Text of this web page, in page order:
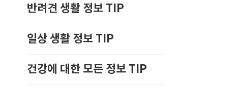
반려견 생활 정보 TIP
일상 생활 정보 TIP
건강에 대한 모든 정보 TIP